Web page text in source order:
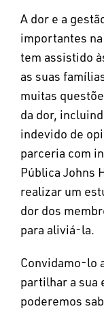
A dor e a
importantes
tem assistido
as suas
muitas
da dor,
indevido de
parceria com
Pública Johns
realizar um
dor dos
para aliviá-la.
Convidamo-lo
partilhar a sua
poderemos